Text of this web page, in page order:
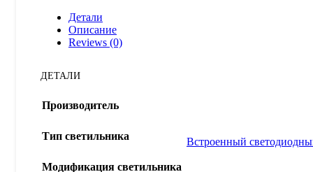
Детали
Описание
Reviews (0)
ДЕТАЛИ
Производитель
Тип светильника Встроенный
Модификация светильника